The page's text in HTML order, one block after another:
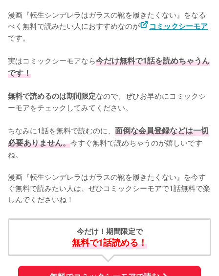
漫画『転生シンデレラはガラスの靴を履きたくない』をなる
べく無料で読みたい人におすすめなのが
コミックシーモア
です。
実はコミックシーモアなら今だけ無料で1話を読めちゃうん
です！
無料で読めるのは期間限定なので、ぜひお早めにコミックシ
ーモアをチェックしてみてください。
ちなみに1話を無料で読むのに、 面倒な会員登録などは一切
必要ありません。今すぐ無料で読めちゃうのが嬉しいです
ね。
漫画『転生シンデレラはガラスの靴を履きたくない』を今す
ぐ無料で読みたい人は、ぜひコミックシーモアで1話無料で楽
しんでくださいね！
今だけ！期間限定で
無料で1話読める！